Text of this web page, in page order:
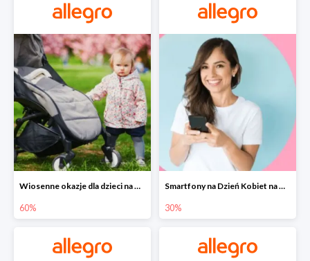
Wiosenne okazje dla dzieci na Allegro do -60%
60%
Smartfony na Dzień Kobiet na Allegro do -30%
30%